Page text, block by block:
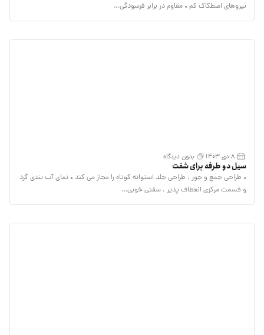
نیروهای اصطکاک کم • مقاوم در برابر فرسودگی…
8 دی 1403 بدون دیدگاه
سیل دو طرفه برای شفت
• طراحی جمع و جور ، طراحی جلد استوانه کوتاه را مجاز می کند • نمای آب بندی گرد
و قسمت مرکزی انعطاف پذیر ، سفتی خوبی…